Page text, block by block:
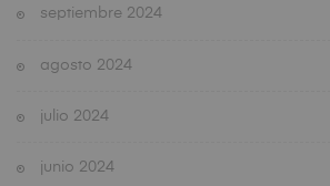
septiembre 2024
agosto 2024
julio 2024
junio 2024